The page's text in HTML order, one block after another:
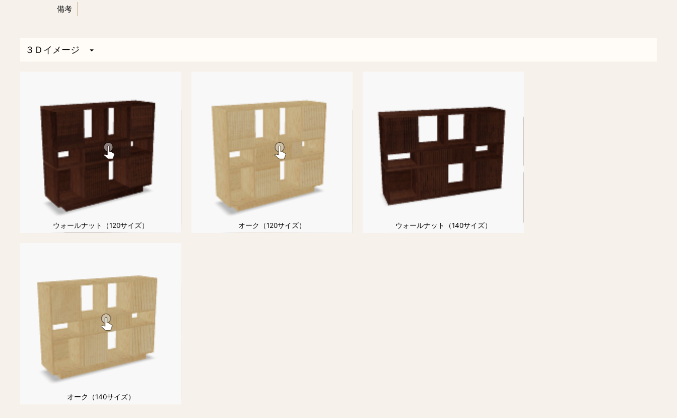
備考
３Ｄイメージ
ウォールナット（120サイズ） オーク（120サイズ） ウォールナット（140サイズ）
オーク（140サイズ）